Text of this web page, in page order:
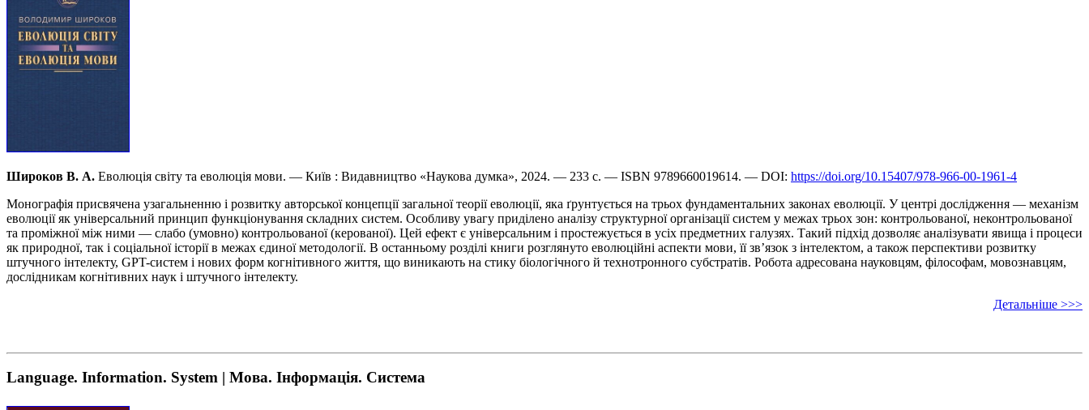
Широков В. А. Еволюція світу та еволюція мови. — Київ : Видавництво «Наукова думка», 2024. — 233 с. — ISBN 9789660019614. — DOI: https://doi.org/10.15407/978-966-00-1961-4
Монографія присвячена узагальненню і розвитку авторської концепції загальної теорії еволюції, яка ґрунтується на трьох фундаментальних законах еволюції. У центрі дослідження — механізм
еволюції як універсальний принцип функціонування складних систем. Особливу увагу приділено аналізу структурної організації систем у межах трьох зон: контрольованої, неконтрольованої
та проміжної між ними — слабо (умовно) контрольованої (керованої). Цей ефект є універсальним і простежується в усіх предметних галузях. Такий підхід дозволяє аналізувати явища і процеси
як природної, так і соціальної історії в межах єдиної методології. В останньому розділі книги розглянуто еволюційні аспекти мови, її зв’язок з інтелектом, а також перспективи розвитку
штучного інтелекту, GPT-систем і нових форм когнітивного життя, що виникають на стику біологічного й технотронного субстратів. Робота адресована науковцям, філософам, мовознавцям,
дослідникам когнітивних наук і штучного інтелекту.
Детальніше >>>
Language. Information. System | Мова. Інформація. Система